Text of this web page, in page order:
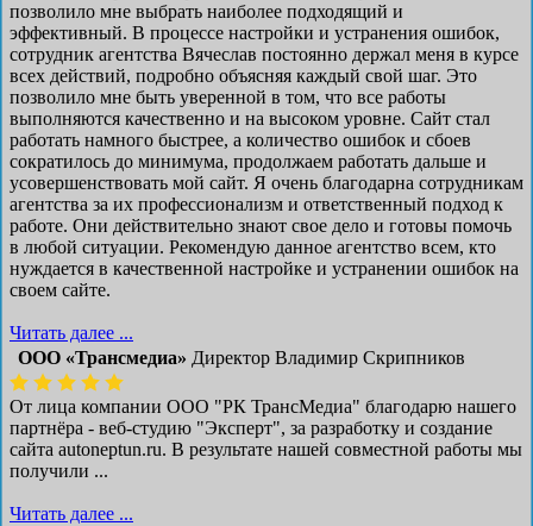
позволило мне выбрать наиболее подходящий и
эффективный. В процессе настройки и устранения ошибок,
сотрудник агентства Вячеслав постоянно держал меня в курсе
всех действий, подробно объясняя каждый свой шаг. Это
позволило мне быть уверенной в том, что все работы
выполняются качественно и на высоком уровне. Сайт стал
работать намного быстрее, а количество ошибок и сбоев
сократилось до минимума, продолжаем работать дальше и
усовершенствовать мой сайт. Я очень благодарна сотрудникам
агентства за их профессионализм и ответственный подход к
работе. Они действительно знают свое дело и готовы помочь
в любой ситуации. Рекомендую данное агентство всем, кто
нуждается в качественной настройке и устранении ошибок на
своем сайте.
Читать далее ...
ООО «Трансмедиа» Директор Владимир Скрипников
От лица компании ООО "РК ТрансМедиа" благодарю нашего
партнёра - веб-студию "Эксперт", за разработку и создание
сайта autoneptun.ru. В результате нашей совместной работы мы
получили ...
Читать далее ...